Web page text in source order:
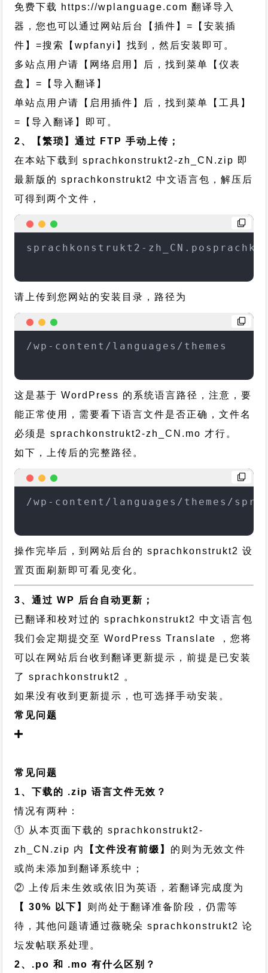
免费下载 https://wplanguage.com 翻译导入
器，您也可以通过网站后台【插件】=【安装插
件】=搜索【wpfanyi】找到，然后安装即可。
多站点用户请【网络启用】后，找到菜单【仪表
盘】=【导入翻译】
单站点用户请【启用插件】后，找到菜单【工具】
=【导入翻译】即可。
2、【繁琐】通过 FTP 手动上传；
在本站下载到sprachkonstrukt2-zh_CN.zip 即
最新版的 sprachkonstrukt2 中文语言包，解压后
可得到两个文件，
sprachkonstrukt2-
请上传到您网站的安装目录，路径为
/wp-content/languages/themes
这是基于 WordPress 的系统语言路径，注意，要
能正常使用，需要看下语言文件是否正确，文件名
必须是 sprachkonstrukt2-zh_CN.mo 才行。
如下，上传后的完整路径。
/wp-content/languages/themes/
操作完毕后，到网站后台的 sprachkonstrukt2 设
置页面刷新即可看见变化。
3、通过 WP 后台自动更新；
已翻译和校对过的 sprachkonstrukt2 中文语言包
我们会定期提交至 WordPress Translate ，您将
可以在网站后台收到翻译更新提示，前提是已安装
了 sprachkonstrukt2 。
如果没有收到更新提示，也可选择手动安装。
常见问题
常见问题
1、下载的 .zip 语言文件无效？
情况有两种：
① 从本页面下载的 sprachkonstrukt2-
zh_CN.zip 内
【文件没有前缀】 的则为无效文件
或尚未添加到翻译系统中；
② 上传后未生效或依旧为英语，若翻译完成度为
【 30% 以下】 则尚处于翻译准备阶段，仍需等
待，其他问题请通过薇晓朵 sprachkonstrukt2 论
坛发帖联系处理。
2、.po 和 .mo 有什么区别？